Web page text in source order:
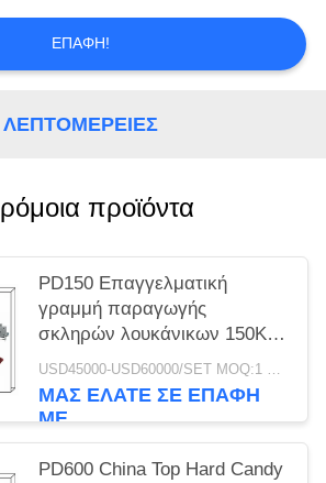
ΕΠΑΦΉ!
ΛΕΠΤΟΜΈΡΕΙΕΣ
προϊόντα
PD150 Επαγγελματική
γραμμή παραγωγής
σκληρών λουκάνικων 150KG
ανά ώρα Αυτοματοποιημένη
15-50KW
ΜΑΣ ΕΛΆΤΕ ΣΕ ΕΠΑΦΉ
ΜΕ
PD600 China Top Hard Candy